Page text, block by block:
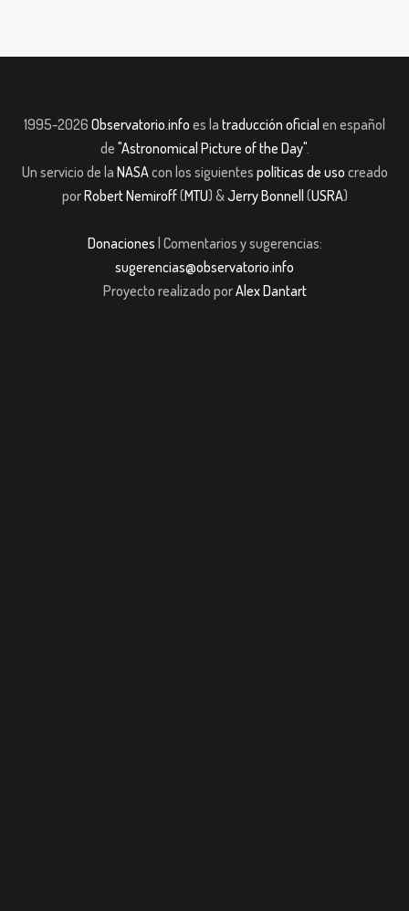
1995-2026 Observatorio.info es la traducción oficial en español
de "Astronomical Picture of the Day".
Un servicio de la NASAcon los siguientes políticas de uso creado
porRobert Nemiroff(MTU) &Jerry Bonnell (USRA)
Donaciones | Comentarios y sugerencias:
sugerencias@observatorio.info
Proyecto realizado porAlex Dantart